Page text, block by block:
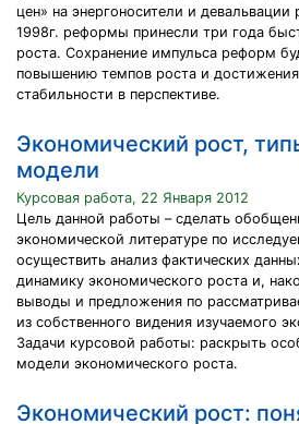
цен» на энергоносители и девальвации
1998г. реформы принесли три года
роста. Сохранение импульса реформ
повышению темпов роста и
стабильности в перспективе.
Экономический рост,
модели
Курсовая работа, 22 Января 2012
Цель данной работы – сделать
экономической литературе по
осуществить анализ фактических
динамику экономического роста и,
выводы и предложения по
из собственного видения изучаемого
Задачи курсовой работы: раскрыть
модели экономического роста.
Экономический рост: